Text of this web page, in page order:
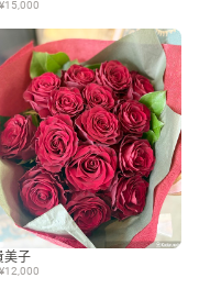
美子